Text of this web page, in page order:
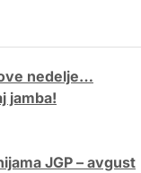
nedelje…
jamba!
JGP – avgust